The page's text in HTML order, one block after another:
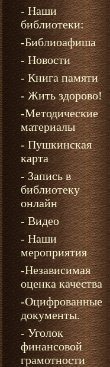
- Наши
библиотеки:
-Библиоафиша
- Новости
- Книга памяти
- Жить здорово!
-Методические
материалы
- Пушкинская
карта
- Запись в
библиотеку
онлайн
- Видео
- Наши
мероприятия
-Независимая
оценка качества
-Оцифрованные
документы.
- Уголок
финансовой
грамотности